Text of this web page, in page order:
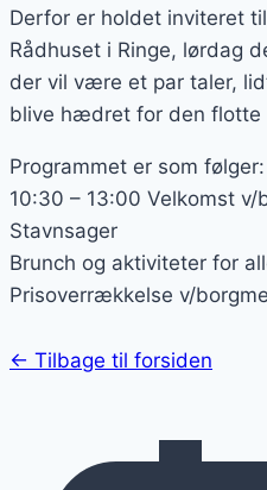
Derfor er holdet inviteret
Rådhuset i Ringe, lørdag
der vil være et par taler,
blive hædret for den
Programmet er som følger:
10:30 – 13:00 Velkomst v/
Stavnsager
Brunch og aktiviteter for
Prisoverrækkelse v/
← Tilbage til forsiden